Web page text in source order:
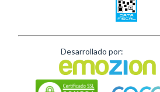
Desarrollado por: